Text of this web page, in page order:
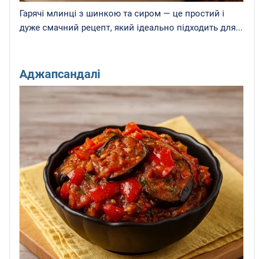
Гарячі млинці з шинкою та сиром — це простий і
дуже смачний рецепт, який ідеально підходить для...
Аджапсандалі